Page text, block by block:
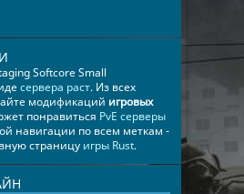
Softcore Small
сервера раст. Из всех
модификаций игровых
понравиться PvE серверы
навигации по всем меткам -
страницу игры Rust.